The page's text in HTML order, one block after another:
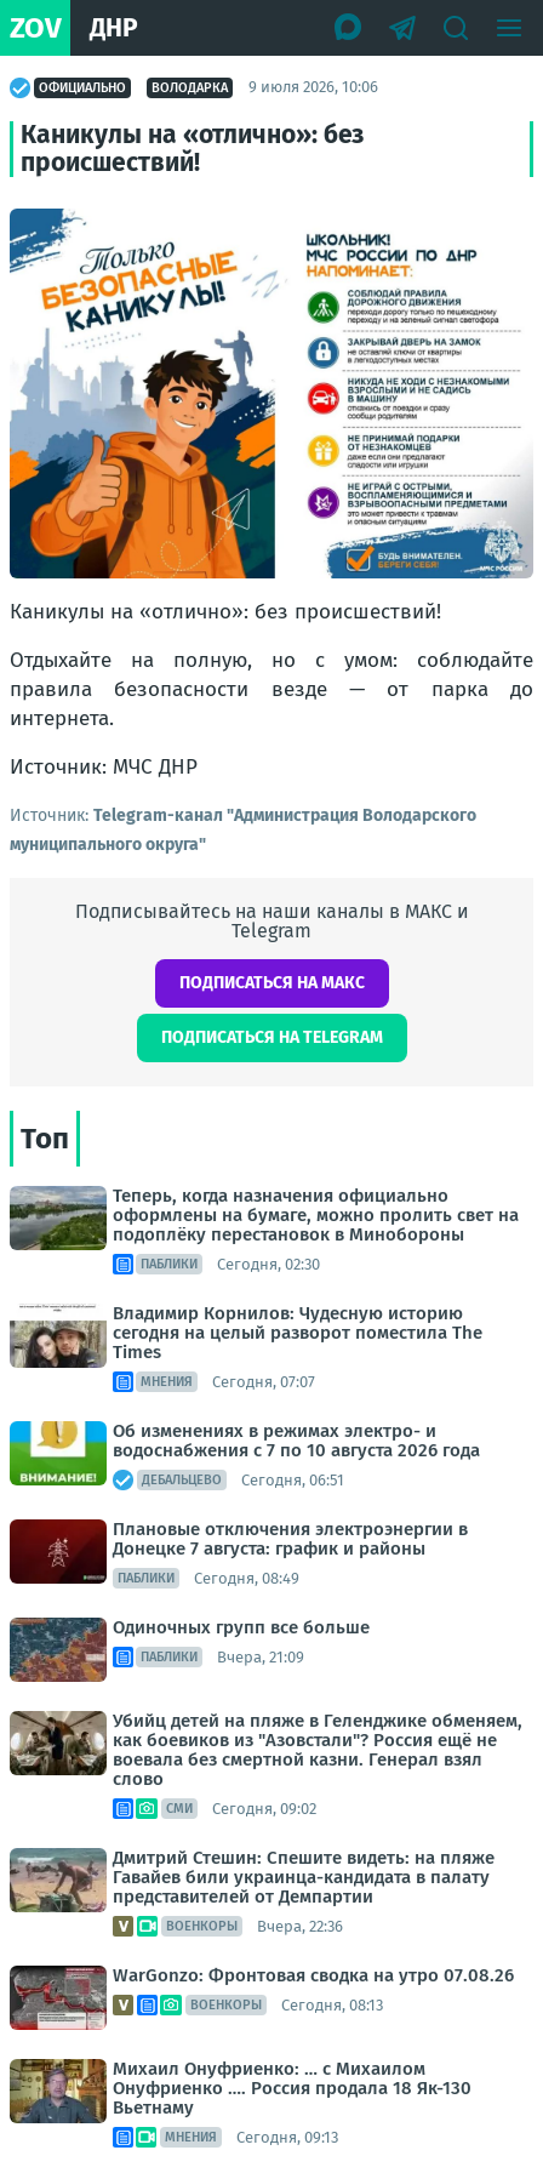
ZOV ДНР
ОФИЦИАЛЬНО ВОЛОДАРКА 9 июля 2026, 10:06
Каникулы на «отлично»: без
происшествий!
Каникулы на «отлично»: без происшествий!
Отдыхайте на полную, но с умом: соблюдайте
правила безопасности везде — от парка до
интернета.
Источник: МЧС ДНР
Источник: Telegram-канал "Администрация Володарского
муниципального округа"
Подписывайтесь на наши каналы в МАКС и
Telegram
ПОДПИСАТЬСЯ НА МАКС
ПОДПИСАТЬСЯ НА TELEGRAM
Топ
Теперь, когда назначения официально
оформлены на бумаге, можно пролить свет на
подоплёку перестановок в Минобороны
ПАБЛИКИ Сегодня, 02:30
Владимир Корнилов: Чудесную историю
сегодня на целый разворот поместила The
Times
МНЕНИЯ Сегодня, 07:07
Об изменениях в режимах электро- и
водоснабжения с 7 по 10 августа 2026 года
ДЕБАЛЬЦЕВО Сегодня, 06:51
Плановые отключения электроэнергии в
Донецке 7 августа: график и районы
ПАБЛИКИ Сегодня, 08:49
Одиночных групп все больше
ПАБЛИКИ Вчера, 21:09
Убийц детей на пляже в Геленджике обменяем,
как боевиков из "Азовстали"? Россия ещё не
воевала без смертной казни. Генерал взял
слово
СМИ Сегодня, 09:02
Дмитрий Стешин: Спешите видеть: на пляже
Гавайев били украинца-кандидата в палату
представителей от Демпартии
ВОЕНКОРЫ Вчера, 22:36
WarGonzo: Фронтовая сводка на утро 07.08.26
ВОЕНКОРЫ Сегодня, 08:13
Михаил Онуфриенко: … с Михаилом
Онуфриенко …. Россия продала 18 Як-130
Вьетнаму
МНЕНИЯ Сегодня, 09:13